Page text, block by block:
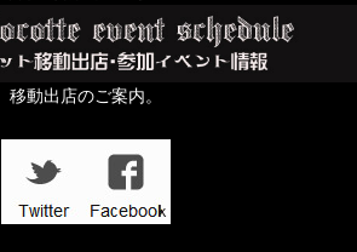
移動出店のご案内。